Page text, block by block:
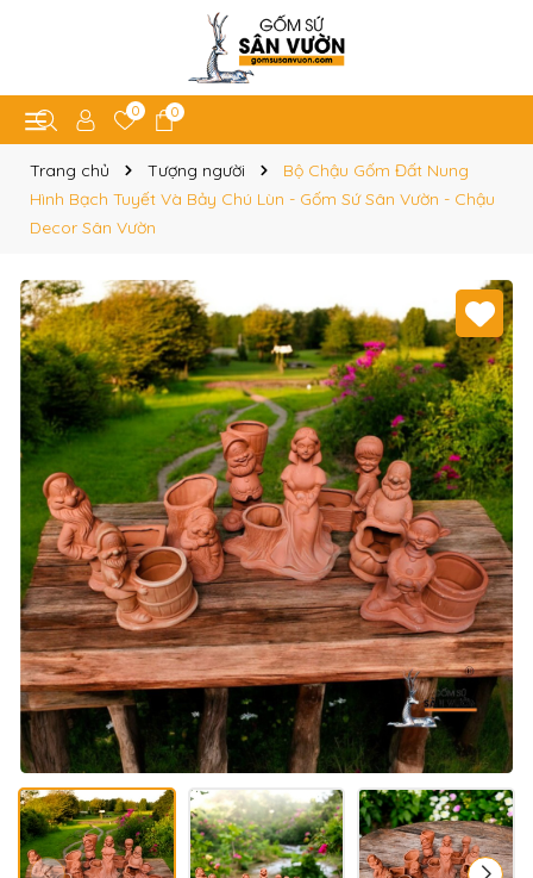
0 0
Trang chủ Tượng người
Bộ Chậu Gốm Đất Nung
Hình Bạch Tuyết Và Bảy Chú Lùn - Gốm Sứ Sân Vườn - Chậu
Decor Sân Vườn